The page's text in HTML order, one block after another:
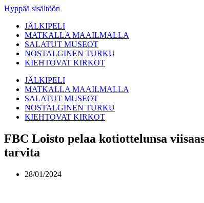
Hyppää sisältöön
JÄLKIPELI
MATKALLA MAAILMALLA
SALATUT MUSEOT
NOSTALGINEN TURKU
KIEHTOVAT KIRKOT
JÄLKIPELI
MATKALLA MAAILMALLA
SALATUT MUSEOT
NOSTALGINEN TURKU
KIEHTOVAT KIRKOT
FBC Loisto pelaa kotiottelunsa
tarvita
28/01/2024